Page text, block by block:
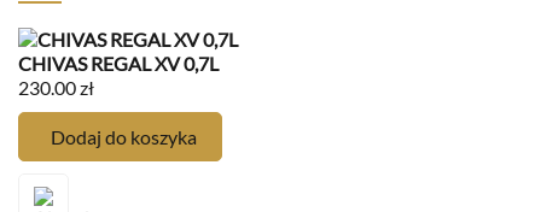
CHIVAS REGAL XV 0,7L
230.00zł
Dodaj do koszyka